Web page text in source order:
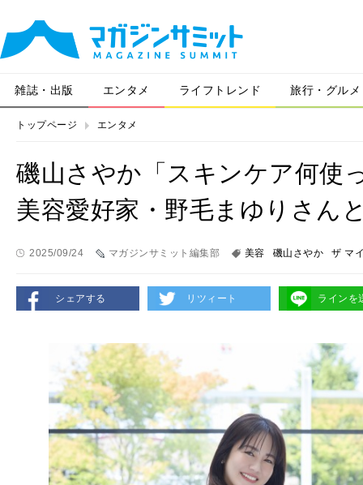
雑誌・出版 エンタメ ライフトレンド 旅行・グルメ
トップページ エンタメ
磯山さやか「スキンケア何使
美容愛好家・野毛まゆりさん
2025/09/24 マガジンサミット編集部 美容 磯山さやか ザ マ
シェアする リツィート ラインを